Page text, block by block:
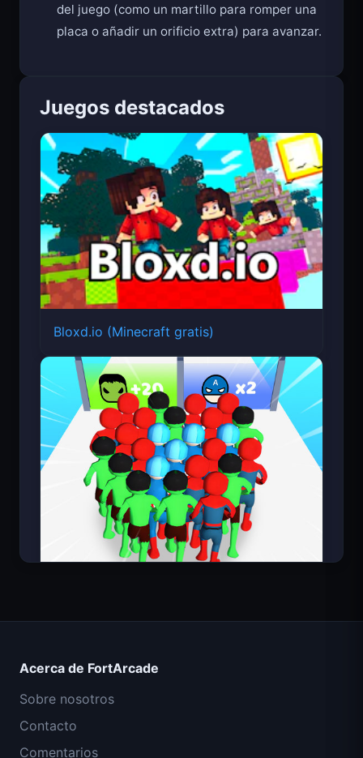
del juego (como un martillo para romper una
placa o añadir un orificio extra) para avanzar.
Juegos destacados
Bloxd.io (Minecraft gratis)
Acerca de FortArcade
Sobre nosotros
Contacto
Comentarios